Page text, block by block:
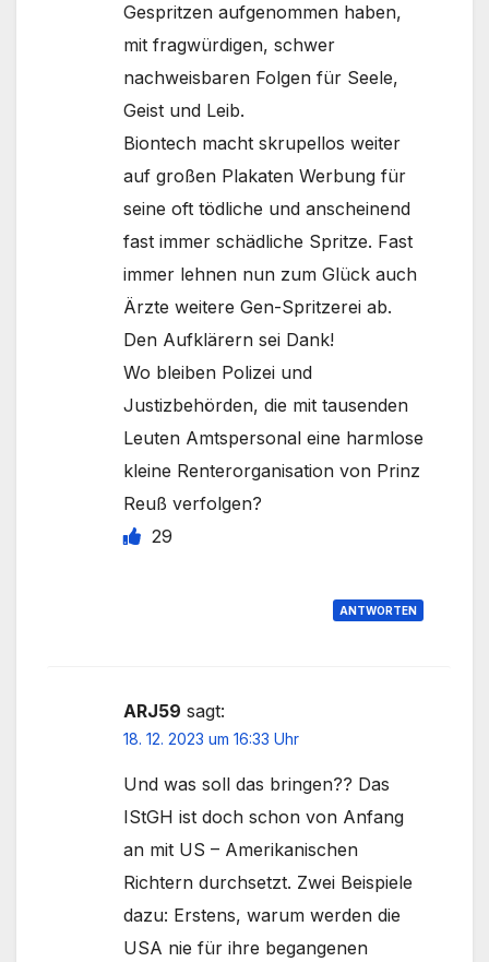
Gespritzen aufgenommen haben,
mit fragwürdigen, schwer
nachweisbaren Folgen für Seele,
Geist und Leib.
Biontech macht skrupellos weiter
auf großen Plakaten Werbung für
seine oft tödliche und anscheinend
fast immer schädliche Spritze. Fast
immer lehnen nun zum Glück auch
Ärzte weitere Gen-Spritzerei ab.
Den Aufklärern sei Dank!
Wo bleiben Polizei und
Justizbehörden, die mit tausenden
Leuten Amtspersonal eine harmlose
kleine Renterorganisation von Prinz
Reuß verfolgen?
29
ANTWORTEN
ARJ59 sagt:
18. 12. 2023 um 16:33 Uhr
Und was soll das bringen?? Das
IStGH ist doch schon von Anfang
an mit US – Amerikanischen
Richtern durchsetzt. Zwei Beispiele
dazu: Erstens, warum werden die
USA nie für ihre begangenen